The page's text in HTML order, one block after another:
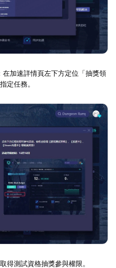
加速詳情頁左下方定位「抽獎領
定任務。
得測試資格抽獎參與權限。